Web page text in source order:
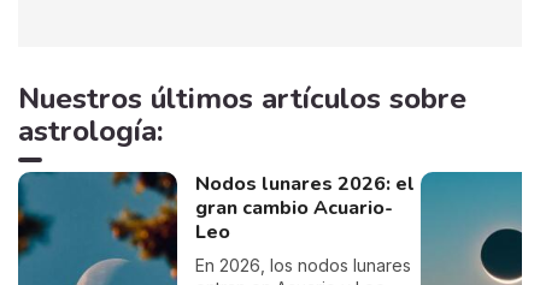
Nuestros últimos artículos sobre
astrología:
Nodos lunares 2026: el
gran cambio Acuario-
Leo
En 2026, los nodos lunares